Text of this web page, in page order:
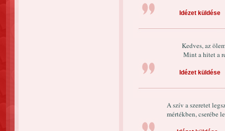
Idézet küldése
Kedves, az
Mint a hitet a
Idézet küldése
A szív a szeretet
mértékben, cserébe